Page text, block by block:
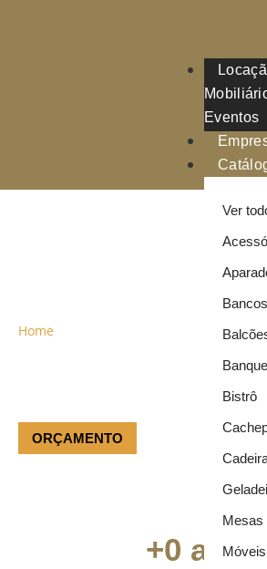
Eventos
Ver
Bancos
Bistrô
Mesas
ALUGUEL DE
Home
Ao pesquisar por aluguel de sofás é
ORÇAMENTO (11) 3981-3151
+0 anos